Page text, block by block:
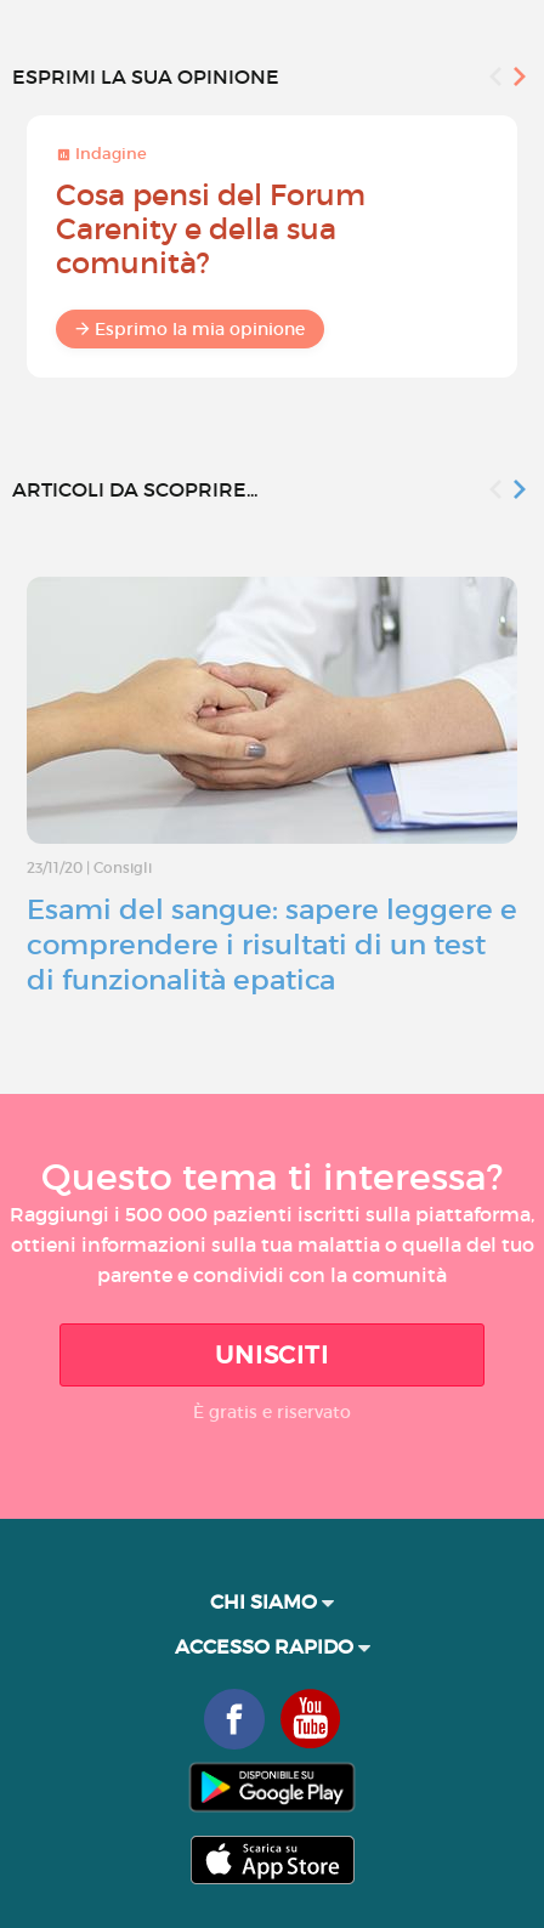
ESPRIMI LA SUA OPINIONE
Indagine
Cosa pensi del Forum
Carenity e della sua
comunità?
Esprimo la mia opinione
ARTICOLI DA SCOPRIRE...
23/11/20 Consigli
Esami del sangue: sapere leggere e
comprendere i risultati di un test
di funzionalità epatica
Questo tema ti interessa?
Raggiungi i 500 000 pazienti iscritti sulla piattaforma,
ottieni informazioni sulla tua malattia o quella del tuo
parente e condividi con la comunità
UNISCITI
È gratis e riservato
CHI SIAMO
ACCESSO RAPIDO